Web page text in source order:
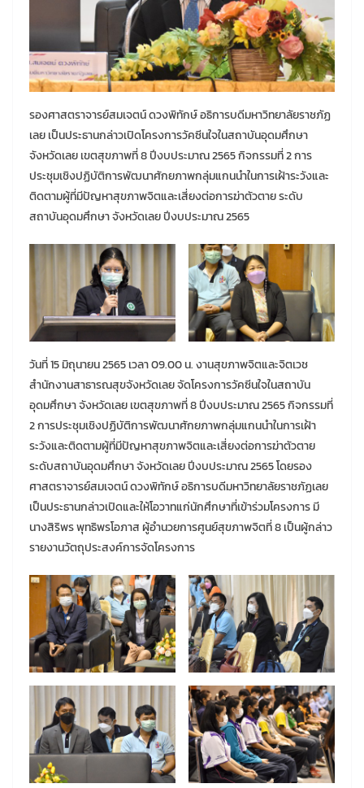
รองศาสตราจารย์สมเจตน์ ดวงพิทักษ์ อธิการบดีมหาวิทยาลัยราชภัฏ
เลย เป็นประธานกล่าวเปิดโครงการวัคซีนใจในสถาบันอุดมศึกษา
จังหวัดเลย เขตสุขภาพที่ 8 ปีงบประมาณ 2565 กิจกรรมที่ 2 การ
ประชุมเชิงปฏิบัติการพัฒนาศักยภาพกลุ่มแกนนำในการเฝ้าระวังและ
ติดตามผู้ที่มีปัญหาสุขภาพจิตและเสี่ยงต่อการฆ่าตัวตาย ระดับ
สถาบันอุดมศึกษา จังหวัดเลย ปีงบประมาณ 2565
วันที่ 15 มิถุนายน 2565 เวลา 09.00 น. งานสุขภาพจิตและจิตเวช
สำนักงานสาธารณสุขจังหวัดเลย จัดโครงการวัคซีนใจในสถาบัน
อุดมศึกษา จังหวัดเลย เขตสุขภาพที่ 8 ปีงบประมาณ 2565 กิจกรรมที่
2 การประชุมเชิงปฏิบัติการพัฒนาศักยภาพกลุ่มแกนนำในการเฝ้า
ระวังและติดตามผู้ที่มีปัญหาสุขภาพจิตและเสี่ยงต่อการฆ่าตัวตาย
ระดับสถาบันอุดมศึกษา จังหวัดเลย ปีงบประมาณ 2565 โดยรอง
ศาสตราจารย์สมเจตน์ ดวงพิทักษ์ อธิการบดีมหาวิทยาลัยราชภัฏเลย
เป็นประธานกล่าวเปิดและให้โอวาทแก่นักศึกษาที่เข้าร่วมโครงการ มี
นางสิริพร พุทธิพรโอภาส ผู้อำนวยการศูนย์สุขภาพจิตที่ 8 เป็นผู้กล่าว
รายงานวัตถุประสงค์การจัดโครงการ